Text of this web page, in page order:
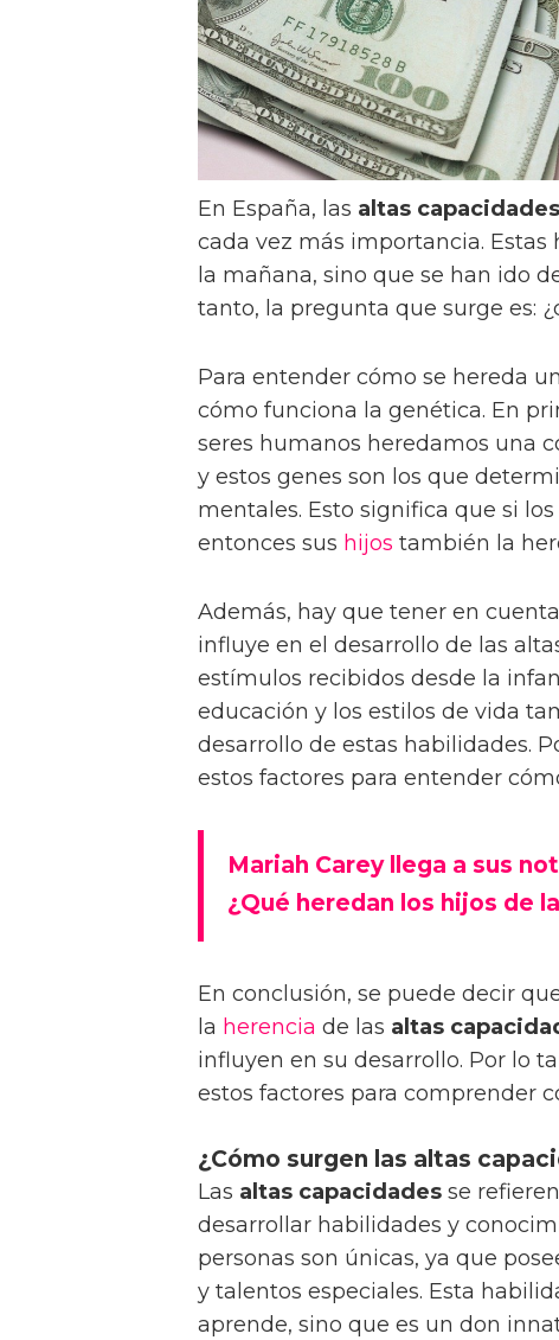
En España, las altas capacidades
cada vez más importancia.
la mañana, sino que se han ido
tanto, la pregunta que surge es:
Para entender cómo se hereda
cómo funciona la genética. En
seres humanos heredamos una
y estos genes son los que
mentales. Esto significa que si
entonces sus hijos también la
Además, hay que tener en
influye en el desarrollo de las
estímulos recibidos desde la
educación y los estilos de vida
desarrollo de estas habilidades.
estos factores para entender
Mariah Carey llega a sus
¿Qué heredan los hijos de
En conclusión, se puede decir
la herencia de las altas
influyen en su desarrollo. Por lo
estos factores para comprender
¿Cómo surgen las altas
Las altas capacidades se
desarrollar habilidades y
personas son únicas, ya que
y talentos especiales. Esta
aprende, sino que es un don